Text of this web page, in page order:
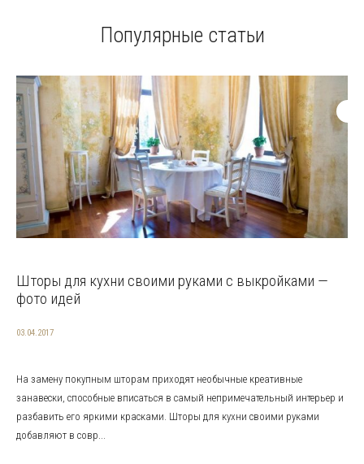
Популярные статьи
Шторы для кухни своими руками с выкройками —
фото идей
03.04.2017
На замену покупным шторам приходят необычные креативные
занавески, способные вписаться в самый непримечательный интерьер и
разбавить его яркими красками. Шторы для кухни своими руками
добавляют в совр...